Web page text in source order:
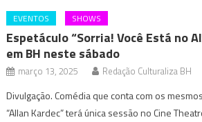
EVENTOS SHOWS
Espetáculo “Sorria! Você Está no
em BH neste sábado
março 13, 2025 Redação Culturaliza BH
Divulgação. Comédia que conta com os
“Allan Kardec” terá única sessão no Cine